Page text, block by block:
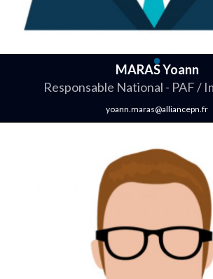
MARAS Yoann
Responsable National - PAF /
yoann.maras@alliancepn.fr